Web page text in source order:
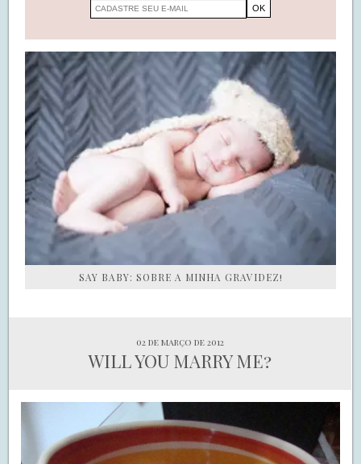
SAY BABY: SOBRE A MINHA GRAVIDEZ!
02 de março de 2012
WILL YOU MARRY ME?